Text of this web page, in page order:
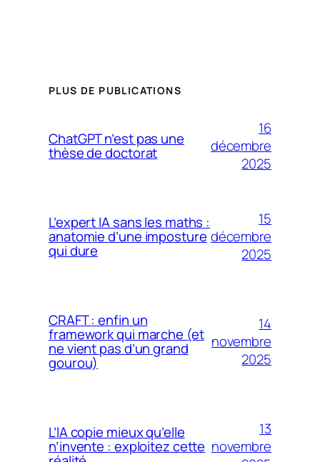
PLUS DE PUBLICATIONS
ChatGPT n’est pas une
thèse de doctorat
16
décembre
2025
L’expert IA sans les maths :
anatomie d’une imposture
qui dure
15
décembre
2025
CRAFT : enfin un
framework qui marche (et
ne vient pas d’un grand
gourou)
14
novembre
2025
L’IA copie mieux qu’elle
n’invente : exploitez cette
13
novembre